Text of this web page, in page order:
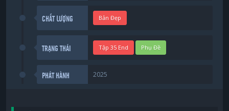
CHẤT LƯỢNG Bản Đẹp
TRẠNG THÁI Tập 35 End Phụ Đề
PHÁT HÀNH 2025